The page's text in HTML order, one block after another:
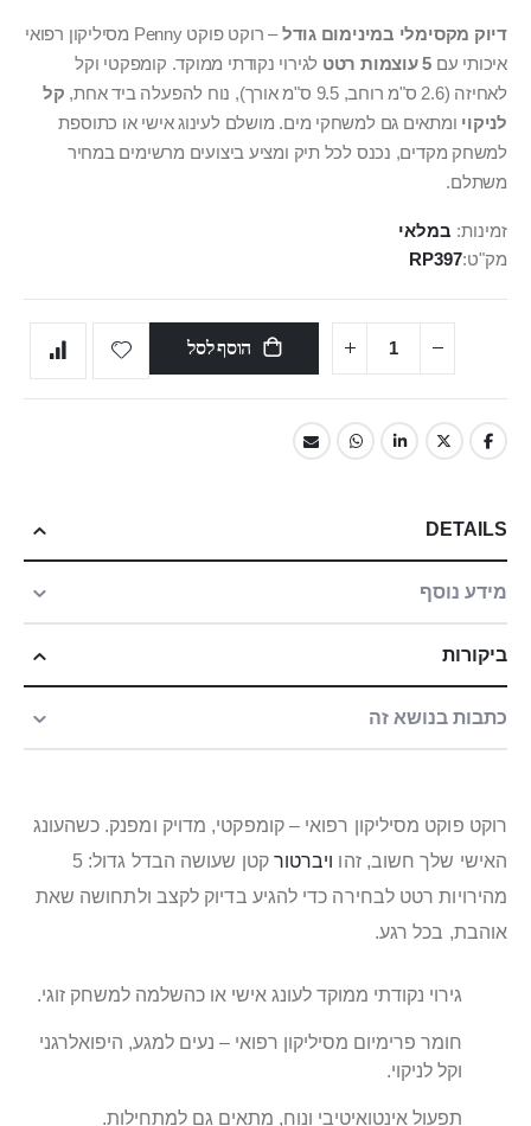
דיוק מקסימלי במינימום גודל
– רוקט פוקט Penny מסיליקון רפואי
איכותי עם 5 עוצמות רטט
לגירוי נקודתי ממוקד. קומפקטי וקל
לאחיזה (2.6 ס"מ רוחב, 9.5 ס"מ אורך), נוח להפעלה ביד אחת,
קל
לניקוי ומתאים גם למשחקי מים. מושלם לעינוג אישי או כתוספת
למשחק מקדים, נכנס לכל תיק ומציע ביצועים מרשימים במחיר
משתלם.
זמינות: במלאי
מק"ט RP397
הוסף לסל
DETAILS
מידע נוסף
ביקורות
כתבות בנושא זה
רוקט פוקט מסיליקון רפואי – קומפקטי, מדויק ומפנק. כשהעונג
האישי שלך חשוב, זהו ויברטור
קטן שעושה הבדל גדול: 5
מהירויות רטט לבחירה כדי להגיע בדיוק לקצב ולתחושה שאת
אוהבת, בכל רגע.
גירוי נקודתי ממוקד לעונג אישי או כהשלמה למשחק זוגי.
חומר פרימיום מסיליקון רפואי – נעים למגע, היפואלרגני
וקל לניקוי.
תפעול אינטואיטיבי ונוח, מתאים גם למתחילות.